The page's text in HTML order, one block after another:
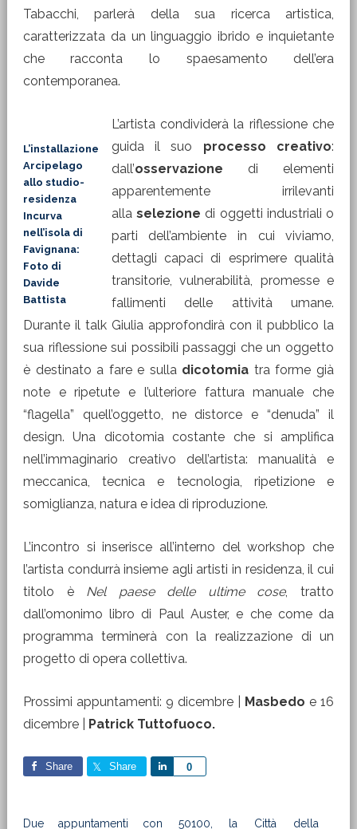
Tabacchi, parlerà della sua ricerca artistica,
caratterizzata da un linguaggio ibrido e inquietante
che racconta lo spaesamento dell’era
contemporanea.
L’installazione
Arcipelago
allo studio-
residenza
Incurva
nell’isola di
Favignana:
Foto di
Davide
Battista
L’artista condividerà la riflessione che
guida il suo processo creativo:
dall’osservazione di elementi
apparentemente irrilevanti
allaselezione di oggetti industriali o
parti dell’ambiente in cui viviamo,
dettagli capaci di esprimere qualità
transitorie, vulnerabilità, promesse e
fallimenti delle attività umane.
Durante il talk Giulia approfondirà con il pubblico la
sua riflessione sui possibili passaggi che un oggetto
è destinato a fare e sulla dicotomia tra forme già
note e ripetute e l’ulteriore fattura manuale che
“flagella” quell’oggetto, ne distorce e “denuda” il
design. Una dicotomia costante che si amplifica
nell’immaginario creativo dell’artista: manualità e
meccanica, tecnica e tecnologia, ripetizione e
somiglianza, natura e idea di riproduzione.
L’incontro si inserisce all’interno del workshop che
l’artista condurrà insieme agli artisti in residenza, il cui
titolo è Nel paese delle ultime cose, tratto
dall’omonimo libro di Paul Auster, e che come da
programma terminerà con la realizzazione di un
progetto di opera collettiva.
Prossimi appuntamenti: 9 dicembre | Masbedoe 16
dicembre |
Patrick Tuttofuoco.
Share Share 0
Share
Due appuntamenti con
50100, la Città della